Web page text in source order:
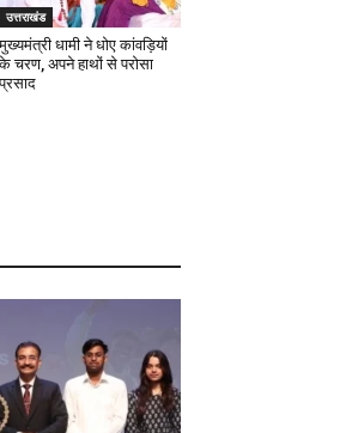
उत्तराखंड
मुख्यमंत्री धामी ने धोए कांवड़ियों
के चरण, अपने हाथों से परोसा
प्रसाद